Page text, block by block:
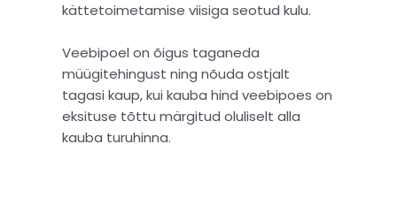
kättetoimetamise viisiga seotud kulu.
Veebipoel on õigus taganeda
müügitehingust ning nõuda ostjalt
tagasi kaup, kui kauba hind veebipoes on
eksituse tõttu märgitud oluliselt alla
kauba turuhinna.